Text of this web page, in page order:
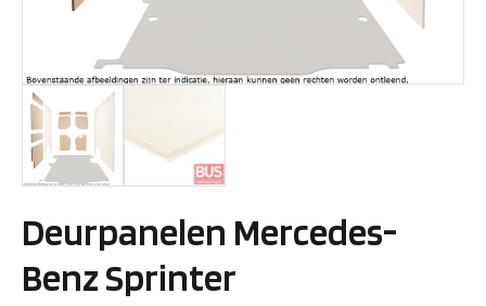
Deurpanelen Mercedes-
Benz Sprinter